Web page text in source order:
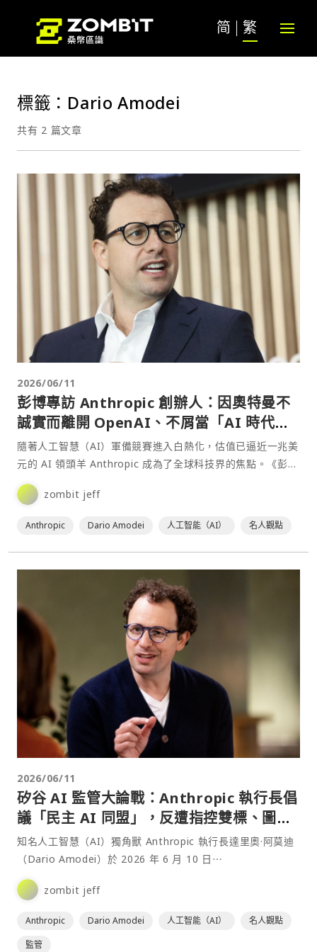
简 繁
標籤：Dario Amodei
共有 2 篇文章
2026/06/11
彭博專訪 Anthropic 創辦人：因奧特曼不
誠實而離開 OpenAI、不屑當「AI 時代的
奧本海默」
隨著人工智慧（AI）軍備競賽進入白熱化，估值已逼近一兆美
元的 AI 領頭羊 Anthropic 成為了全球科技界的焦點。《彭
博》（Bloomberg Origina⋯
zombit jeff
Anthropic Dario Amodei 人工智能（AI） 名人觀點
2026/06/11
矽谷 AI 監管大論戰：Anthropic 執行長倡
議「民主 AI 同盟」，反遭指控雙標、圖利
壟斷
知名人工智慧（AI）獨角獸 Anthropic 執行長達里奧·阿莫迪
（Dario Amodei）於 2026 年 6 月 10 日⋯
zombit jeff
Anthropic Dario Amodei 人工智能（AI）
名人觀點
監管